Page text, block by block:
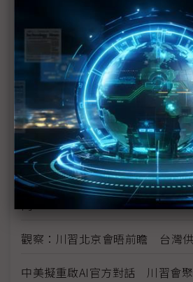
最後一刻登上空軍一號 黃仁勳
觀察：從川習會隨團美企名單
「務實交易」
觀察：中美南韓經貿磋商先登
場「喘息」？
川習會焦點多方猜測 半導體與AI
清單
華為晶片實驗室首度曝光 川習
肉
觀察：川習北京會晤前瞻 台灣
中美擬重啟AI官方對話 川習會